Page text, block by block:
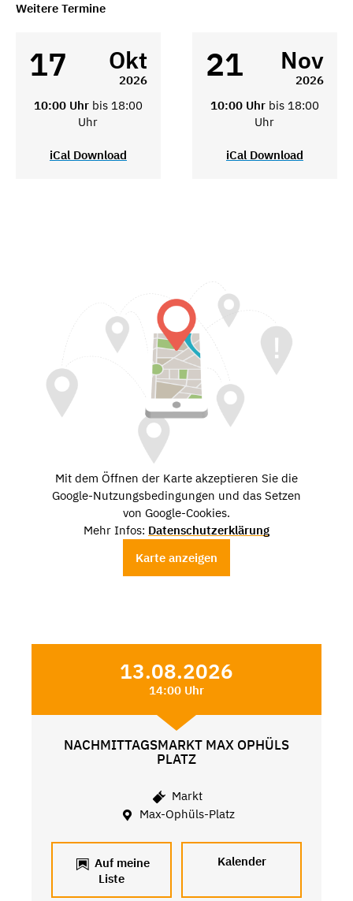
Weitere Termine
17 Okt
2026
10:00 Uhr bis 18:00
Uhr
iCal Download
21 Nov
2026
10:00 Uhr bis 18:00
Uhr
iCal Download
Mit dem Öffnen der Karte akzeptieren Sie die
Google-Nutzungsbedingungen und das Setzen
von Google-Cookies.
Mehr Infos: Datenschutzerklärung
Karte anzeigen
13.08.2026
14:00 Uhr
NACHMITTAGSMARKT MAX OPHÜLS
PLATZ
Markt
Max-Ophüls-Platz
Auf meine
Liste
Kalender